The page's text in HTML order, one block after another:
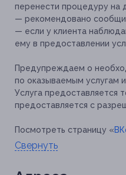
перенести процедуру на
— рекомендовано
— если у клиента
ему в предоставлении
Предупреждаем о
по оказываемым услугам
Услуга предоставляется
предоставляется с
Посмотреть страницу «
Свернуть